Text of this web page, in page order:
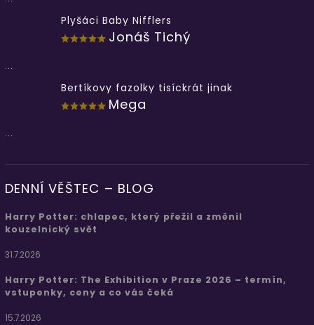
Plyšáci Baby Nifflers
Jonáš Tichý
...
Bertíkovy fazolky tisíckrát jinak
Mega
...
DENNÍ VĚŠTEC – BLOG
Harry Potter: chlapec, který přežil a změnil
kouzelnický svět
31.7.2026
Harry Potter: The Exhibition v Praze 2026 – termín,
vstupenky, ceny a co vás čeká
15.7.2026